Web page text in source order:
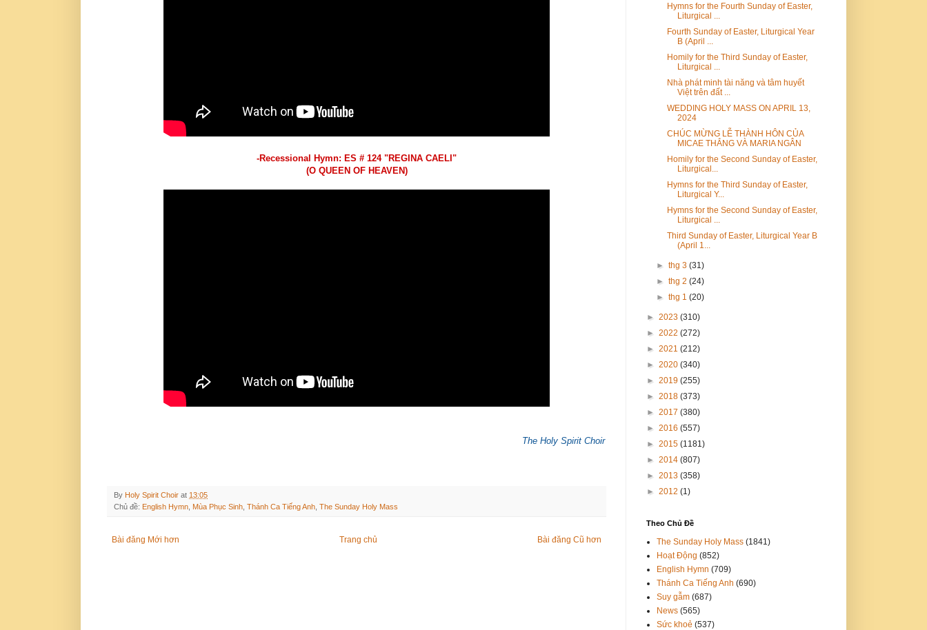
-Recessional Hymn: ES # 124 "REGINA CAELI"
(O QUEEN OF HEAVEN)
The Holy Spirit Choir
By Holy Spirit Choir at 13:05
Chủ đề: English Hymn Mùa Phục Sinh Thánh Ca Tiếng Anh The Sunday Holy Mass
Bài đăng Mới hơn Bài đăng Cũ hơn
Trang chủ
Hymns for the Fourth Sunday of Easter,
Liturgical ...
Fourth Sunday of Easter, Liturgical Year
B (April ...
Homily for the Third Sunday of Easter,
Liturgical ...
Nhà phát minh tài năng và tâm huyết
Việt trên đất ...
WEDDING HOLY MASS ON APRIL 13,
2024
CHÚC MỪNG LỄ THÀNH HÔN CỦA
MICAE THẮNG VÀ MARIA NGÂN
Homily for the Second Sunday of Easter,
Liturgical...
Hymns for the Third Sunday of Easter,
Liturgical Y...
Hymns for the Second Sunday of Easter,
Liturgical ...
Third Sunday of Easter, Liturgical Year B
(April 1...
►thg 3(31)
►thg 2(24)
►thg 1(20)
► 2023 (310)
► 2022 (272)
► 2021 (212)
► 2020 (340)
► 2019 (255)
► 2018 (373)
► 2017 (380)
► 2016 (557)
► 2015 (1181)
► 2014 (807)
► 2013 (358)
► 2012 (1)
Theo Chủ Đề
The Sunday Holy Mass (1841)
Hoạt Động (852)
English Hymn (709)
Thánh Ca Tiếng Anh (690)
Suy gẫm (687)
News (565)
Sức khoẻ (537)